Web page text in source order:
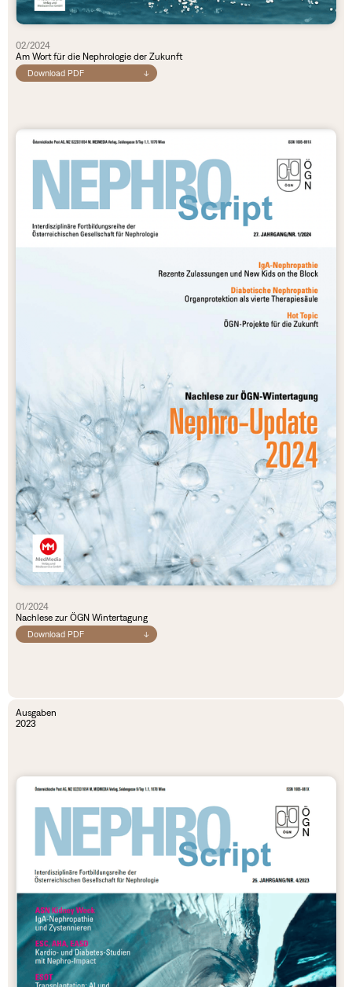
02/2024
Am Wort für die Nephrologie der Zukunft
Download PDF ↓
01/2024
Nachlese zur ÖGN Wintertagung
Download PDF ↓
Ausgaben
2023